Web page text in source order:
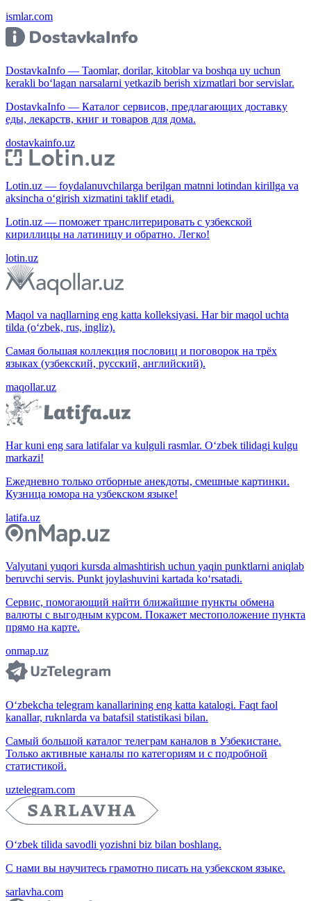
ismlar.com
DostavkaInfo — Taomlar, dorilar, kitoblar va boshqa uy uchun
kerakli bo‘lagan narsalarni yetkazib berish xizmatlari bor servislar.
DostavkaInfo — Каталог сервисов, предлагающих доставку
еды, лекарств, книг и товаров для дома.
dostavkainfo.uz
Lotin.uz — foydalanuvchilarga berilgan matnni lotindan kirillga va
aksincha o‘girish xizmatini taklif etadi.
Lotin.uz — поможет транслитерировать с узбекской
кириллицы на латиницу и обратно. Легко!
lotin.uz
Maqol va naqllarning eng katta kolleksiyasi. Har bir maqol uchta
tilda (o‘zbek, rus, ingliz).
Самая большая коллекция пословиц и поговорок на трёх
языках (узбекский, русский, английский).
maqollar.uz
Har kuni eng sara latifalar va kulguli rasmlar. O‘zbek tilidagi kulgu
markazi!
Ежедневно только отборные анекдоты, смешные картинки.
Кузница юмора на узбекском языке!
latifa.uz
Valyutani yuqori kursda almashtirish uchun yaqin punktlarni aniqlab
beruvchi servis. Punkt joylashuvini kartada ko‘rsatadi.
Сервис, помогающий найти ближайшие пункты обмена
валюты с выгодным курсом. Покажет местоположение пункта
прямо на карте.
onmap.uz
O‘zbekcha telegram kanallarining eng katta katalogi. Faqt faol
kanallar, ruknlarda va batafsil statistikasi bilan.
Самый большой каталог телеграм каналов в Узбекистане.
Только активные каналы по категориям и с подробной
статистикой.
uztelegram.com
O‘zbek tilida savodli yozishni biz bilan boshlang.
С нами вы научитесь грамотно писать на узбекском языке.
sarlavha.com